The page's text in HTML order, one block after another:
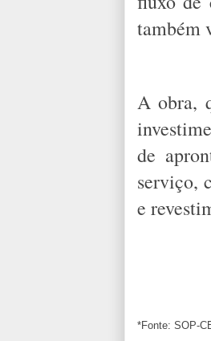
também
A obra,
de
serviço,
e
*Fonte: SOP-